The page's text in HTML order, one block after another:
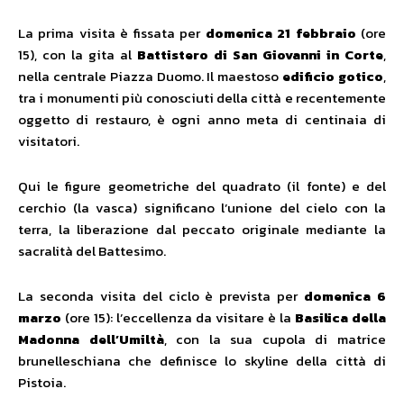
La prima visita è fissata per domenica 21 febbraio (ore
15), con la gita al Battistero di San Giovanni in Corte,
nella centrale Piazza Duomo. Il maestoso edificio gotico,
tra i monumenti più conosciuti della città e recentemente
oggetto di restauro, è ogni anno meta di centinaia di
visitatori.
Qui le figure geometriche del quadrato (il fonte) e del
cerchio (la vasca) significano l’unione del cielo con la
terra, la liberazione dal peccato originale mediante la
sacralità del Battesimo.
La seconda visita del ciclo è prevista per domenica 6
marzo (ore 15): l’eccellenza da visitare è la Basilica della
Madonna dell’Umiltà, con la sua cupola di matrice
brunelleschiana che definisce lo skyline della città di
Pistoia.